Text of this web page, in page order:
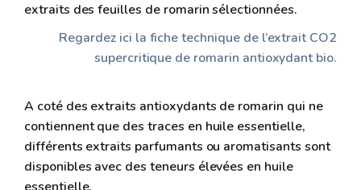
extraits des feuilles de romarin sélectionnées.
Regardez ici la fiche technique de l’extrait CO2
supercritique de romarin antioxydant bio.
A coté des extraits antioxydants de romarin qui ne
contiennent que des traces en huile essentielle,
différents extraits parfumants ou aromatisants sont
disponibles avec des teneurs élevées en huile